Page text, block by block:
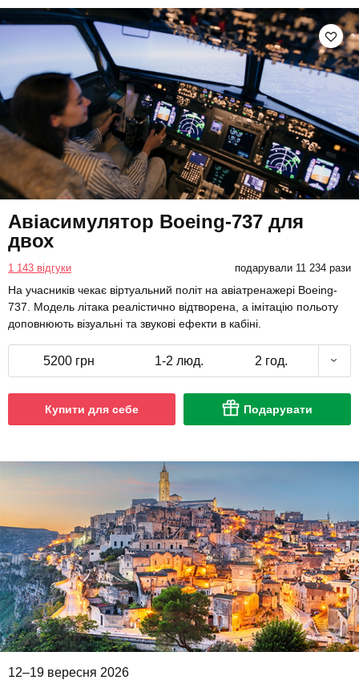
Авіасимулятор Boeing-737 для
двох
1 143 відгуки подарували 11 234 рази
На учасників чекає віртуальний політ на авіатренажері Boeing-
737. Модель літака реалістично відтворена, а імітацію польоту
доповнюють візуальні та звукові ефекти в кабіні.
5200 грн 1-2 люд. 2 год.
Купити для себе Подарувати
12–19 вересня 2026